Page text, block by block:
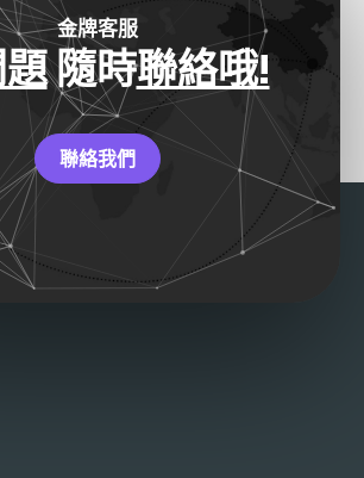
金牌客服
隨時聯絡哦!
聯絡我們